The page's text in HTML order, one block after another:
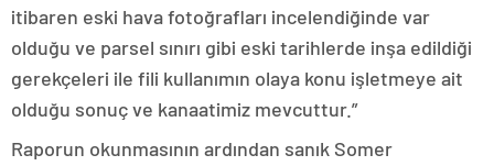
itibaren eski hava fotoğrafları incelendiğinde var
olduğu ve parsel sınırı gibi eski tarihlerde inşa edildiği
gerekçeleri ile fili kullanımın olaya konu işletmeye ait
olduğu sonuç ve kanaatimiz mevcuttur.”
Raporun okunmasının ardından sanık Somer